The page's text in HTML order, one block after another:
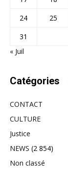
24
25
31
« Juil
Catégories
CONTACT
CULTURE
Justice
NEWS (2 854)
Non classé